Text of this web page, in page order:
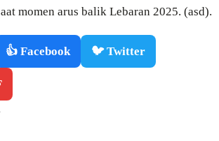
momen arus balik Lebaran 2025. (asd).
👍 Facebook 🐦 Twitter